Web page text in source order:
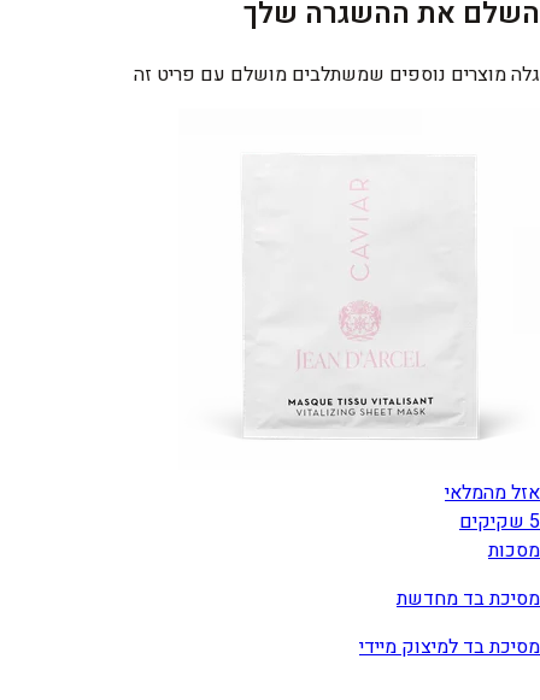
השלם את ההשגרה שלך
גלה מוצרים נוספים שמשתלבים מושלם עם פריט זה
אזל מהמלאי
5 שקיקים
מסכות
מסיכת בד מחדשת
מסיכת בד למיצוק מיידי